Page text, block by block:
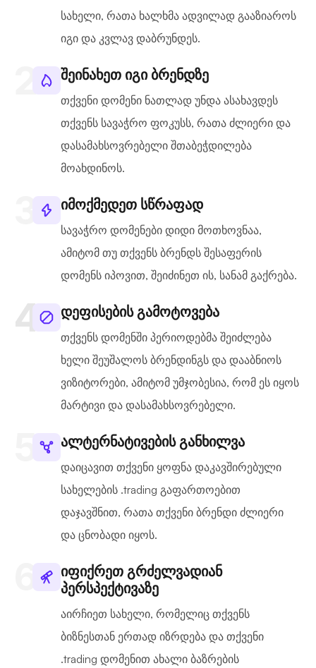
სახელი, რათა ხალხმა ადვილად გააზიაროს
იგი და კვლავ დაბრუნდეს.
შეინახეთ იგი ბრენდზე
თქვენი დომენი ნათლად უნდა ასახავდეს
თქვენს სავაჭრო ფოკუსს, რათა ძლიერი და
დასამახსოვრებელი შთაბეჭდილება
მოახდინოს.
იმოქმედეთ სწრაფად
სავაჭრო დომენები დიდი მოთხოვნაა,
ამიტომ თუ თქვენს ბრენდს შესაფერის
დომენს იპოვით, შეიძინეთ ის, სანამ გაქრება.
დეფისების გამოტოვება
თქვენს დომენში პერიოდებმა შეიძლება
ხელი შეუშალოს ბრენდინგს და დააბნიოს
ვიზიტორები, ამიტომ უმჯობესია, რომ ეს იყოს
მარტივი და დასამახსოვრებელი.
ალტერნატივების განხილვა
დაიცავით თქვენი ყოფნა დაკავშირებული
სახელების .trading გაფართოებით
დაჯავშნით, რათა თქვენი ბრენდი ძლიერი
და ცნობადი იყოს.
იფიქრეთ გრძელვადიან
პერსპექტივაზე
აირჩიეთ სახელი, რომელიც თქვენს
ბიზნესთან ერთად იზრდება და თქვენი
.trading დომენით ახალი ბაზრების